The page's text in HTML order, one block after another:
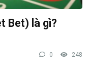
Bet) là gì?
0 248